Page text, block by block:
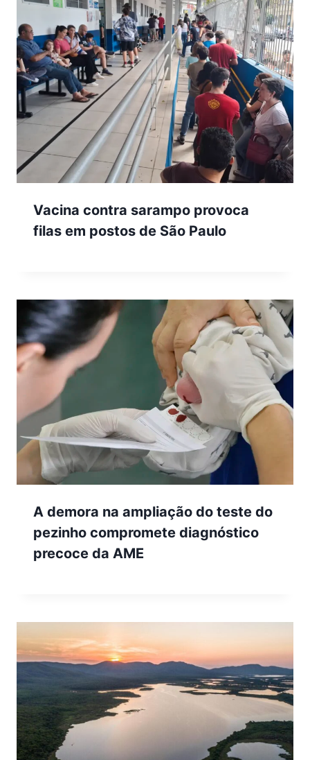
Vacina contra sarampo provoca
filas em postos de São Paulo
A demora na ampliação do teste do
pezinho compromete diagnóstico
precoce da AME